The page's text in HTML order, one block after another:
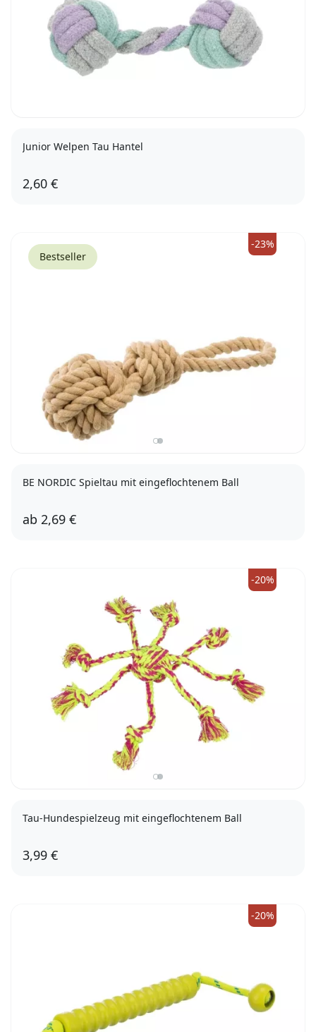
Junior Welpen Tau Hantel
2,60 €
Bestseller
-23%
BE NORDIC Spieltau mit eingeflochtenem Ball
ab 2,69 €
-20%
Tau-Hundespielzeug mit eingeflochtenem Ball
3,99 €
-20%